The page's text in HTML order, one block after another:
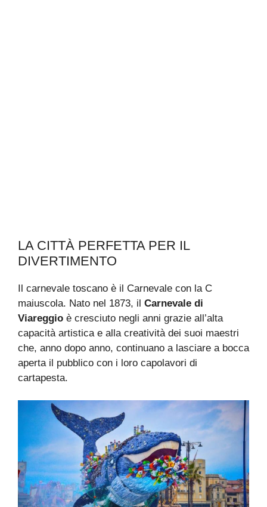
LA CITTÀ PERFETTA PER IL
DIVERTIMENTO
Il carnevale toscano è il Carnevale con la C
maiuscola. Nato nel 1873, il Carnevale di
Viareggio è cresciuto negli anni grazie all’alta
capacità artistica e alla creatività dei suoi maestri
che, anno dopo anno, continuano a lasciare a bocca
aperta il pubblico con i loro capolavori di
cartapesta.